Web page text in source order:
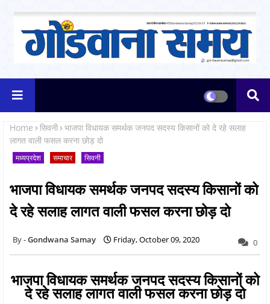
Home सिवनी भाजपा विधायक समर्थक जनपद सदस्य किसानों को दे रहे सलाह
लागत वाली फसल करना छोड़ दो
मध्यप्रदेश समाचार सिवनी
भाजपा विधायक समर्थक जनपद सदस्य किसानों को
दे रहे सलाह लागत वाली फसल करना छोड़ दो
Gondwana Samay Friday, October 09, 2020 0
भाजपा विधायक समर्थक जनपद सदस्य किसानों को
दे रहे सलाह लागत वाली फसल करना छोड़ दो